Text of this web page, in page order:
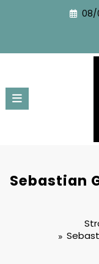
08/
Sebastian